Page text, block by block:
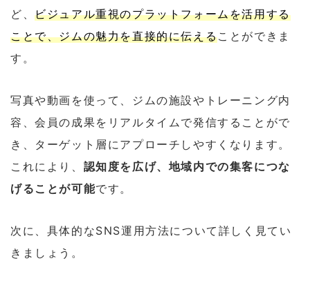
ど、ビジュアル重視のプラットフォームを活用する
ことで、ジムの魅力を直接的に伝えることができま
す。
写真や動画を使って、ジムの施設やトレーニング内
容、会員の成果をリアルタイムで発信することがで
き、ターゲット層にアプローチしやすくなります。
これにより、 認知度を広げ、地域内での集客につな
げることが可能です。
次に、具体的なSNS運用方法について詳しく見てい
きましょう。